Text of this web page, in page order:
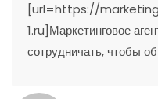
[url=https://
1.ru]Маркетинговое
сотрудничать, чтобы